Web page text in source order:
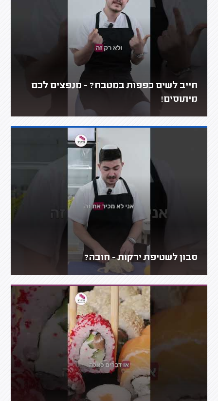
חייב לשים כפפות במטבח? - מנפצים לכם
מיתוסים!
סבון לשטיפת ירקות - חובה?